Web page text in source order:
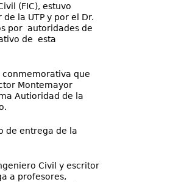
(FIC), estuvo
la UTP y por el Dr.
por autoridades de
de esta
que
Montemayor
Autioridad de la
de entrega de la
Civil y escritor
a profesores,